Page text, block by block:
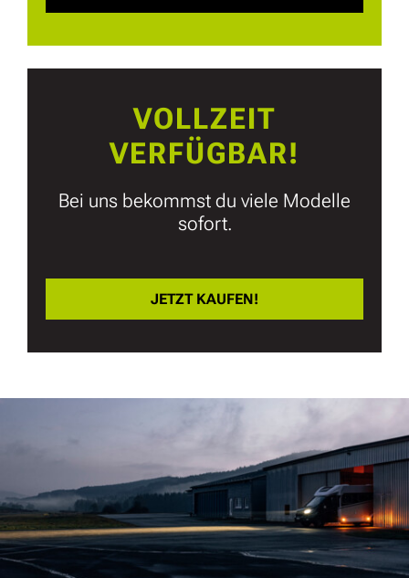
VOLLZEIT
VERFÜGBAR!
Bei uns bekommst du viele Modelle
sofort.
JETZT KAUFEN!